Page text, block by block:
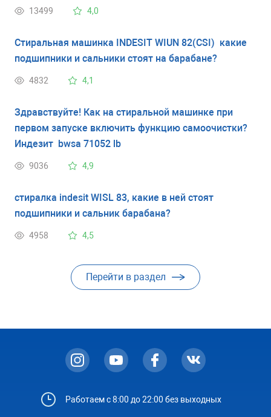
13499 4,0
Стиральная машинка INDESIT WIUN 82(CSI) какие
подшипники и сальники стоят на барабане?
4832 4,1
Здравствуйте! Как на стиральной машинке при
первом запуске включить функцию самоочистки?
Индезит bwsa 71052 lb
9036 4,9
стиралка indesit WISL 83, какие в ней стоят
подшипники и сальник барабана?
4958 4,5
Перейти в раздел
Работаем с 8:00 до 22:00 без выходных